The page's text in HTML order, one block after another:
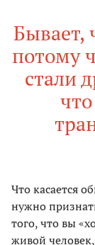
Бывает,
потому
стали
Что касается
нужно
того, что вы
живой человек,